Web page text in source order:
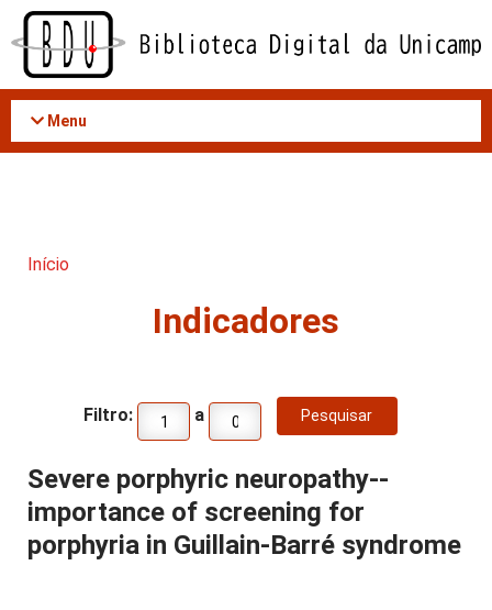
Acessar
conteúdo
Menu
Início
Indicadores
Filtro: a
Severe porphyric neuropathy--
importance of screening for
porphyria in Guillain-Barré syndrome